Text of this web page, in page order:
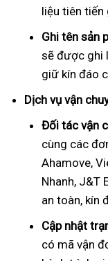
liệu tiên tiến
Ghi tên sản
sẽ được ghi
giữ kín đáo
Dịch vụ vận
Đối tác vận
cùng các
Ahamove,
Nhanh, J&T
an toàn, kín
Cập nhật
có mã vận